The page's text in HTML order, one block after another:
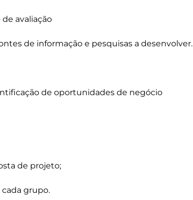
avaliação
de informação e pesquisas a desenvolver.
de oportunidades de negócio
de projeto;
grupo.